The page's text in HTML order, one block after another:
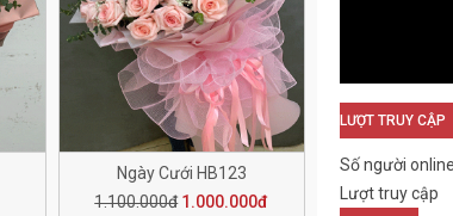
Ngày Cưới HB123
1.100.000đ 1.000.000đ
LƯỢT TRUY CẬP
Số người online
Lượt truy cập